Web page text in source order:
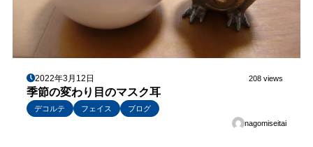
2022年3月12日 208 views
季節の変わり目のマスク耳
デコルテ フェイス
ブログ
nagomiseitai